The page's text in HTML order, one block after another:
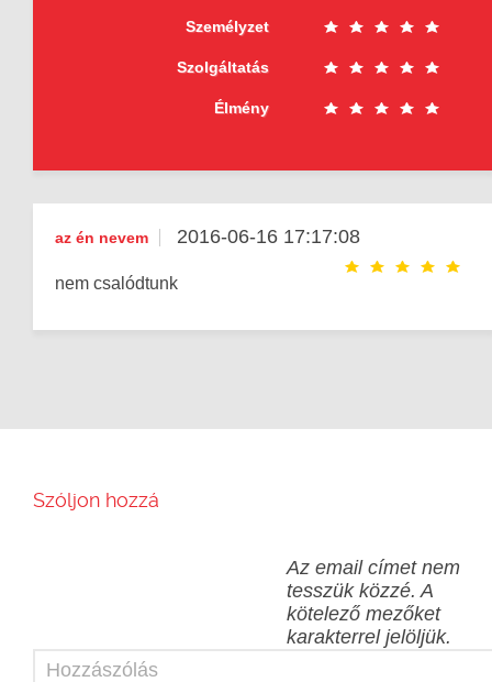
Személyzet
Szolgáltatás
Élmény
az én nevem 2016-06-16 17:17:08
nem csalódtunk
Szóljon hozzá
Az email címet nem
tesszük közzé. A
kötelező mezőket
karakterrel jelöljük.
Hozzászólás